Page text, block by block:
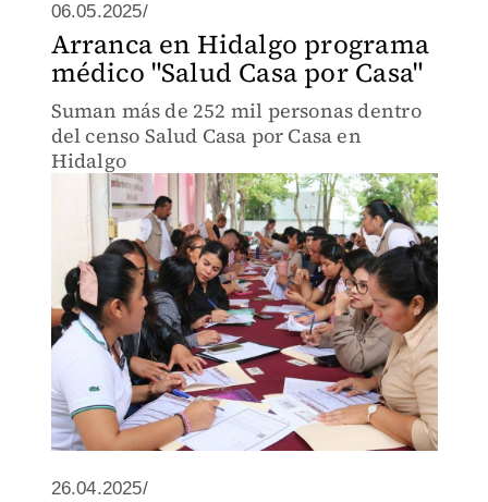
06.05.2025/
Arranca en Hidalgo programa
médico "Salud Casa por Casa"
Suman más de 252 mil personas dentro
del censo Salud Casa por Casa en
Hidalgo
26.04.2025/